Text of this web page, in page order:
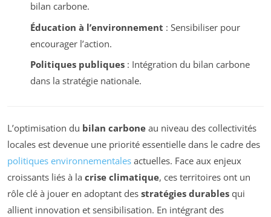
bilan carbone.
Éducation à l’environnement : Sensibiliser pour
encourager l’action.
Politiques publiques: Intégration du bilan carbone
dans la stratégie nationale.
L’optimisation du bilan carbone au niveau des collectivités
locales est devenue une priorité essentielle dans le cadre des
politiques environnementales actuelles. Face aux enjeux
croissants liés à la crise climatique, ces territoires ont un
rôle clé à jouer en adoptant des stratégies durables qui
allient innovation et sensibilisation. En intégrant des